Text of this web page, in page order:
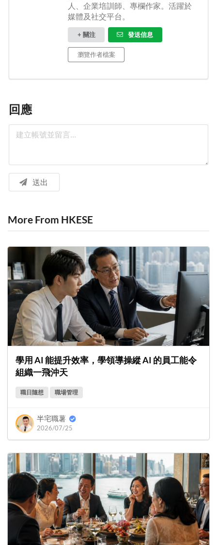
人、企業培訓師、專欄作家。活躍於
媒體及社交平台。
+ 關注 發送信息
瀏覽作者檔案
回應
送出
More From HKESE
學用 AI 能提升效率，學領導操縱 AI 的員工能令
組織一飛沖天
職日隨想 職場管理
半宅職薯
2026/07/25